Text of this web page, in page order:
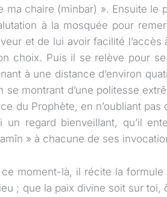
ma chaire (minbar) ». Ensuite le
à la mosquée pour
et de lui avoir facilité
choix. Puis il se relève pour
à une distance d’environ
se montrant d’une politesse
du Prophète, en n’oubliant
un regard bienveillant, qu’il
» à chacune de ses
ce moment-là, il récite la
; que la paix divine soit sur